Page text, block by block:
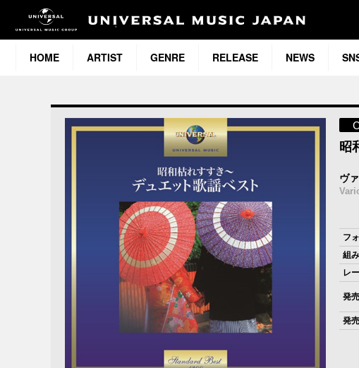
HOME ARTIST GENRE RELEASE NEWS
昭
ヴ
フ
組
レ
発
発